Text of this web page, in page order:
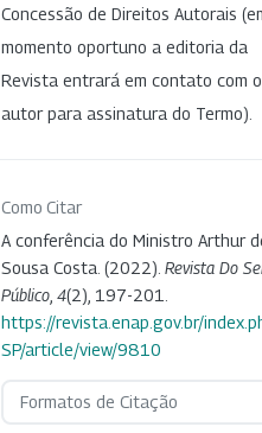
Concessão de Direitos Autorais
momento oportuno a editoria da
Revista entrará em contato com o
autor para assinatura do Termo).
Como Citar
A conferência do Ministro Arthur
Sousa Costa. (2022). Revista Do
Público 4(2), 197-201.
https://revista.enap.gov.br/
SP/article/view/9810
Formatos de Citação